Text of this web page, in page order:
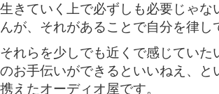
生きていく上で必ずしも必要じゃな
んが、それがあることで自分を律し
それらを少しでも近くで感じていた
のお手伝いができるといいねえ、と
携えたオーディオ屋です。